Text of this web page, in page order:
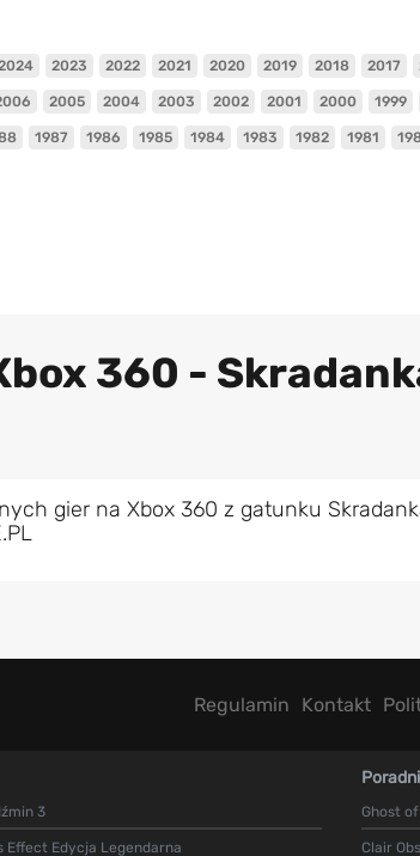
2024 2023 2022 2021 2020 2019 2018 2017
2005 2004 2003 2002 2001 2000 1999
1987 1986 1985 1984 1983 1982 1981
360 -
gier na Xbox 360 z gatunku
Regulamin Kontakt
3
Effect Edycja Legendarna
Ghost
Clair